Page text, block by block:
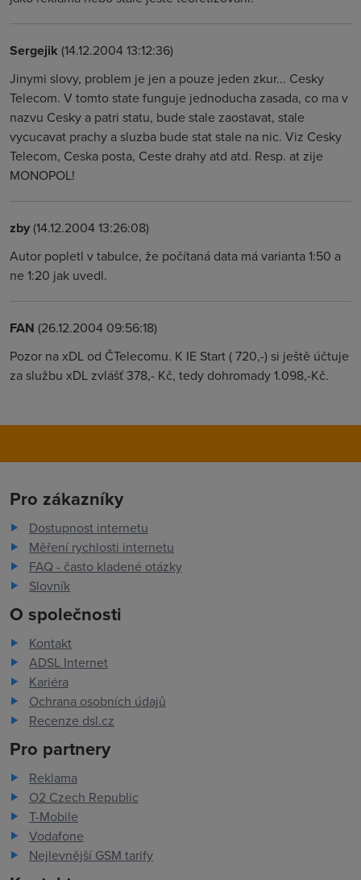
Sergejik (14.12.2004 13:12:36)
Jinymi slovy, problem je jen a pouze jeden zkur... Cesky
Telecom. V tomto state funguje jednoducha zasada, co ma v
nazvu Cesky a patri statu, bude stale zaostavat, stale
vycucavat prachy a sluzba bude stat stale na nic. Viz Cesky
Telecom, Ceska posta, Ceste drahy atd atd. Resp. at zije
MONOPOL!
zby(14.12.2004 13:26:08)
Autor popletl v tabulce, že počítaná data má varianta 1:50 a
ne 1:20 jak uvedl.
FAN (26.12.2004 09:56:18)
Pozor na xDL od ČTelecomu. K IE Start ( 720,-) si ještě účtuje
za službu xDL zvlášť 378,- Kč, tedy dohromady 1.098,-Kč.
Pro zákazníky
Dostupnost internetu
Měření rychlosti internetu
FAQ - často kladené otázky
Slovník
O společnosti
Kontakt
ADSL Internet
Kariéra
Ochrana osobních údajů
Recenze dsl.cz
Pro partnery
Reklama
O2 Czech Republic
T-Mobile
Vodafone
Nejlevnější GSM tarify